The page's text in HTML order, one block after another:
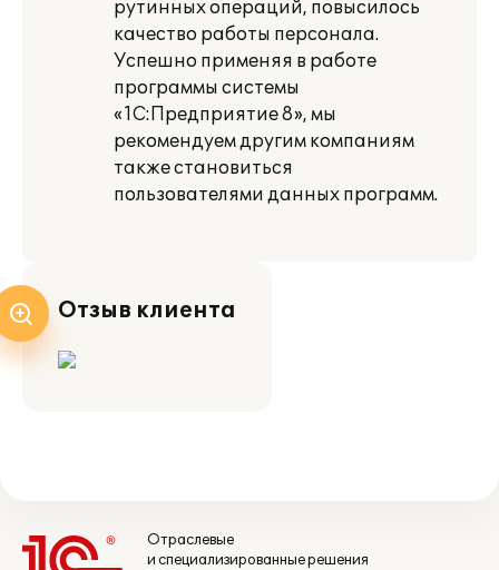
рутинных операций, повысилось
качество работы персонала.
Успешно применяя в работе
программы системы
«1С:Предприятие 8», мы
рекомендуем другим компаниям
также становиться
пользователями данных программ.
Отзыв клиента
Отраслевые
и специализированные решения